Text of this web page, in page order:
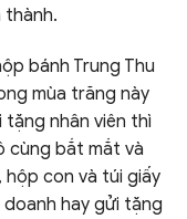
thành.
bánh Trung Thu
mùa trăng này
nhân viên thì
cùng bắt mắt và
con và túi giấy
doanh hay gửi tặng